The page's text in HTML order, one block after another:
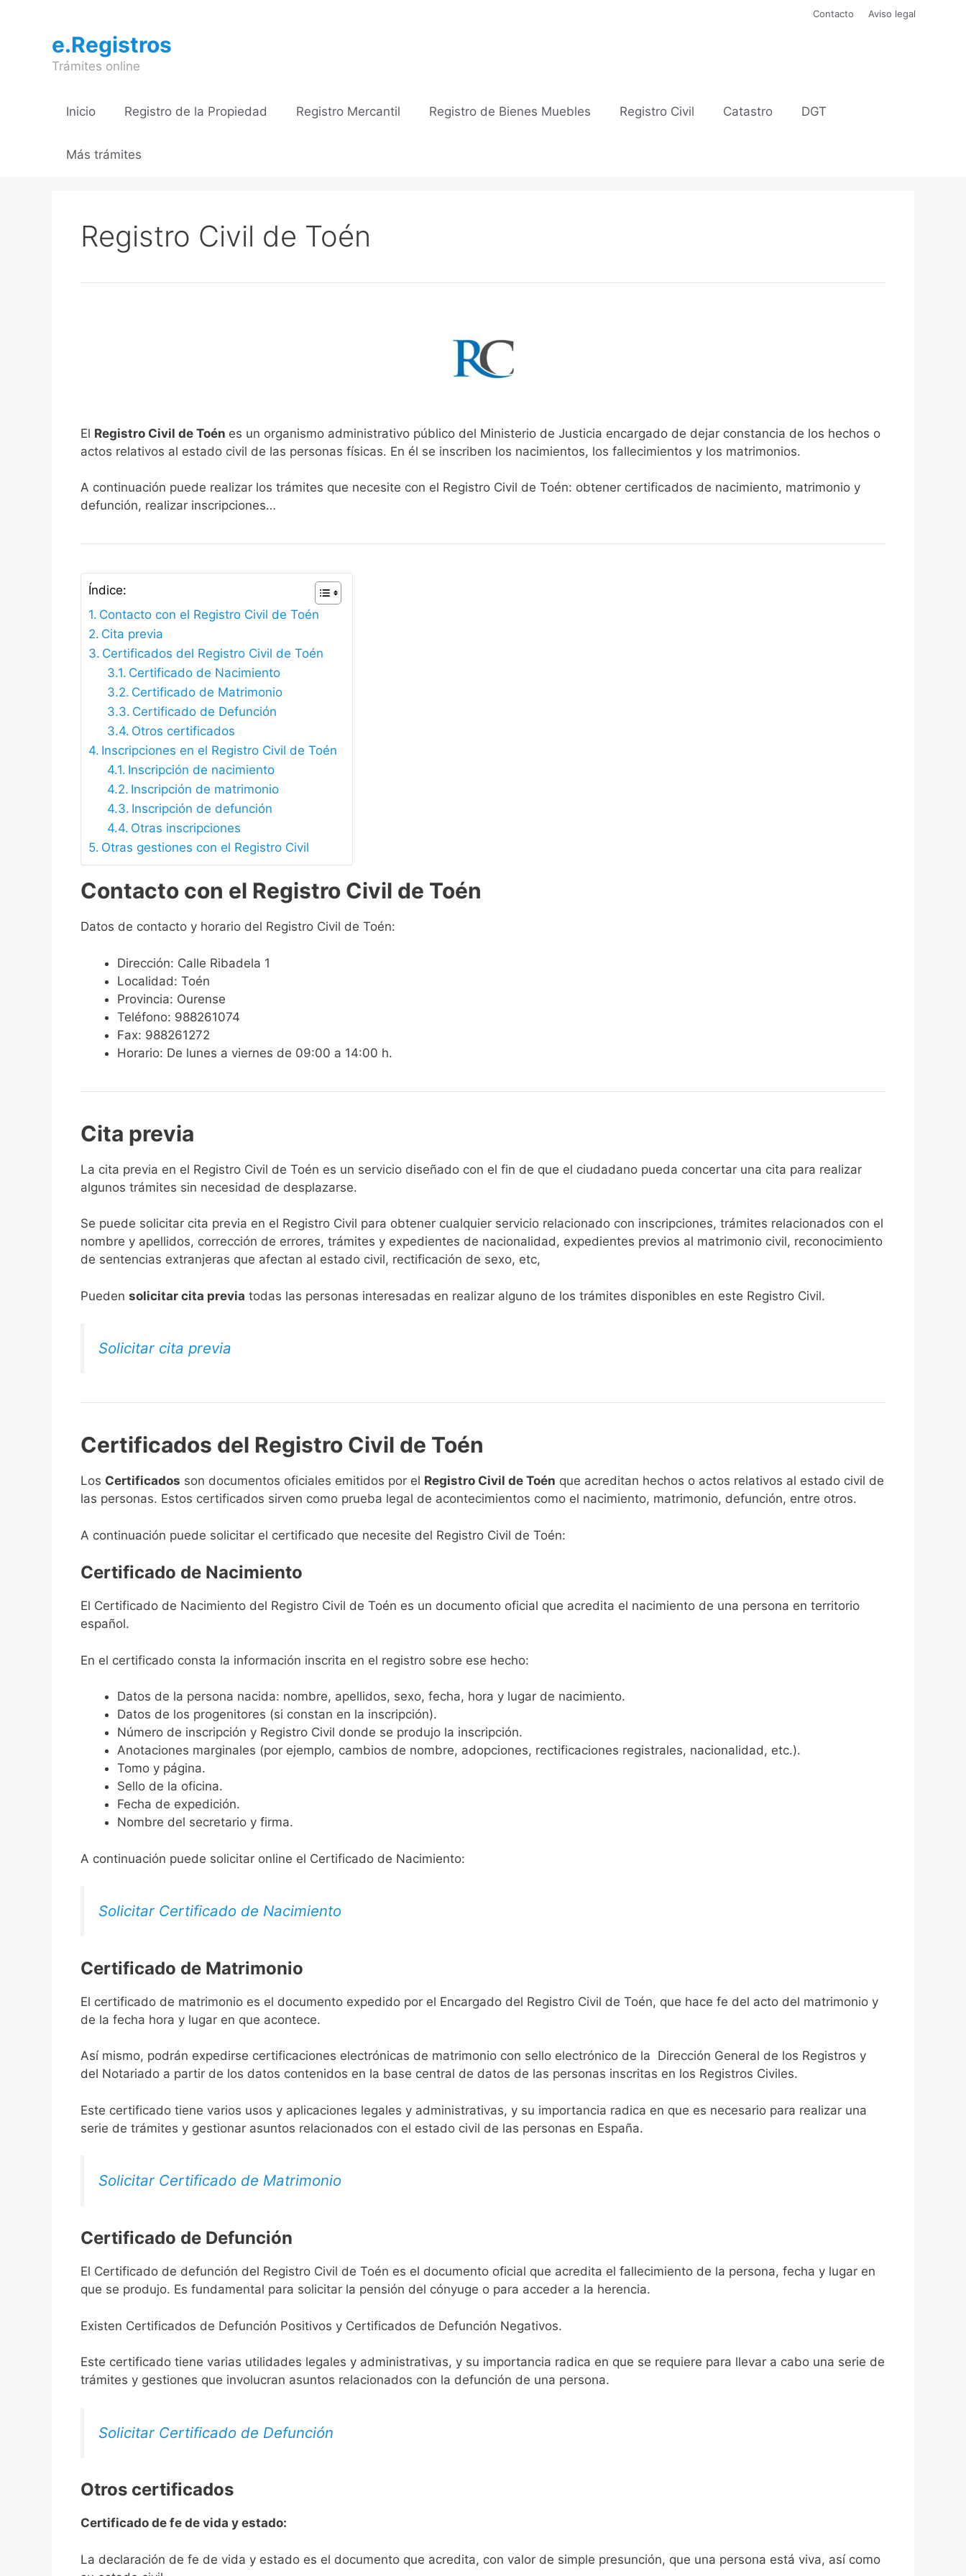
contenido
Contacto Aviso legal
e.Registros
Trámites online
Inicio Registro de la Propiedad Registro Mercantil Registro de Bienes Muebles Registro Civil Catastro DGT
Más trámites
Registro Civil de Toén
El Registro Civil de Toén es un organismo administrativo público del Ministerio de Justicia encargado de dejar constancia de los hechos o
actos relativos al estado civil de las personas físicas. En él se inscriben los nacimientos, los fallecimientos y los matrimonios.
A continuación puede realizar los trámites que necesite con el Registro Civil de Toén: obtener certificados de nacimiento, matrimonio y
defunción, realizar inscripciones…
Índice:
Contacto con el Registro Civil de Toén
Cita previa
Certificados del Registro Civil de Toén
Certificado de Nacimiento
Certificado de Matrimonio
Certificado de Defunción
Otros certificados
Inscripciones en el Registro Civil de Toén
Inscripción de nacimiento
Inscripción de matrimonio
Inscripción de defunción
Otras inscripciones
Otras gestiones con el Registro Civil
Contacto con el Registro Civil de Toén
Datos de contacto y horario del Registro Civil de Toén:
Dirección: Calle Ribadela 1
Localidad: Toén
Provincia: Ourense
Teléfono: 988261074
Fax: 988261272
Horario: De lunes a viernes de 09:00 a 14:00 h.
Cita previa
​​​​​​​​​​​​​​​​​​​​​​​​​​​​La cita previa en el Registro Civil de Toén es un servicio diseñado con el fin de que el ciudadano pueda concertar una cita para realizar
algunos trámites sin necesidad de desplazarse.​
Se puede solicitar cita previa en el Registro Civil para obtener cualquier servicio relacionado con inscripciones, trámites relacionados con el
nombre y apellidos, corrección de errores, trámites y expedientes de nacionalidad, expedientes previos al matrimonio civil, reconocimiento
de sentencias extranjeras que afectan al estado civil, rectificación de sexo, etc,
​Pueden solicitar cita previa todas las personas interesadas en realizar alguno de los trámites disponibles en este Registro Civil.​
Solicitar cita previa
Certificados del Registro Civil de Toén
Los Certificados son documentos oficiales emitidos por el Registro Civil de Toén que acreditan hechos o actos relativos al estado civil de
las personas. Estos certificados sirven como prueba legal de acontecimientos como el nacimiento, matrimonio, defunción, entre otros.
A continuación puede solicitar el certificado que necesite del Registro Civil de Toén:
Certificado de Nacimiento
El Certificado de Nacimiento del Registro Civil de Toén es un documento oficial que acredita el nacimiento de una persona en territorio
español.
En el certificado consta la información inscrita en el registro sobre ese hecho:
Datos de la persona nacida: nombre, apellidos, sexo, fecha, hora y lugar de nacimiento.
Datos de los progenitores (si constan en la inscripción).
Número de inscripción y Registro Civil donde se produjo la inscripción.
Anotaciones marginales (por ejemplo, cambios de nombre, adopciones, rectificaciones registrales, nacionalidad, etc.).
Tomo y página.
Sello de la oficina.
Fecha de expedición.
Nombre del secretario y firma.
A continuación puede solicitar online el Certificado de Nacimiento:
Solicitar Certificado de Nacimiento
Certificado de Matrimonio
El certificado de matrimonio es el documento expedido por el Encargado del Registro Civil de Toén, que hace fe del acto del matrimonio y
de la fecha hora y lugar en que acontece.
Así mismo, podrán expedirse certificaciones electrónicas de matrimonio con sello electrónico de la Dirección General de los Registros y
del Notariado a partir de los datos contenidos en la base central de datos de las personas inscritas en los Registros Civiles.
Este certificado tiene varios usos y aplicaciones legales y administrativas, y su importancia radica en que es necesario para realizar una
serie de trámites y gestionar asuntos relacionados con el estado civil de las personas en España.
Solicitar Certificado de Matrimonio
Certificado de Defunción
El Certificado de defunción del Registro Civil de Toén es el documento oficial que acredita el fallecimiento de la persona, fecha y lugar en
que se produjo. Es fundamental para solicitar la pensión del cónyuge o para acceder a la herencia.
Existen Certificados de Defunción Positivos y Certificados de Defunción Negativos.
Este certificado tiene varias utilidades legales y administrativas, y su importancia radica en que se requiere para llevar a cabo una serie de
trámites y gestiones que involucran asuntos relacionados con la defunción de una persona.
Solicitar Certificado de Defunción
Otros certificados
Certificado de fe de vida y estado:
La declaración de fe de vida y estado es el documento que acredita, con valor de simple presunción, que una persona está viva, así como